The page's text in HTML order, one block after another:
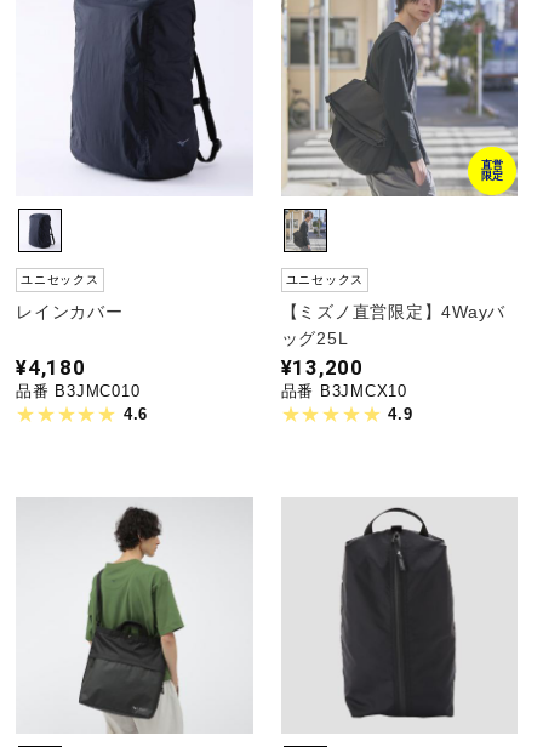
ユニセックス
レインカバー
¥4,180
品番 B3JMC010
4.6
直営
限定
ユニセックス
【ミズノ直営限定】4Wayバ
ッグ25L
¥13,200
品番 B3JMCX10
4.9